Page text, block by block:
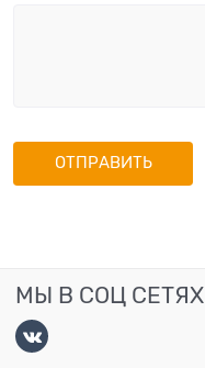
МЫ В СОЦ СЕТЯХ